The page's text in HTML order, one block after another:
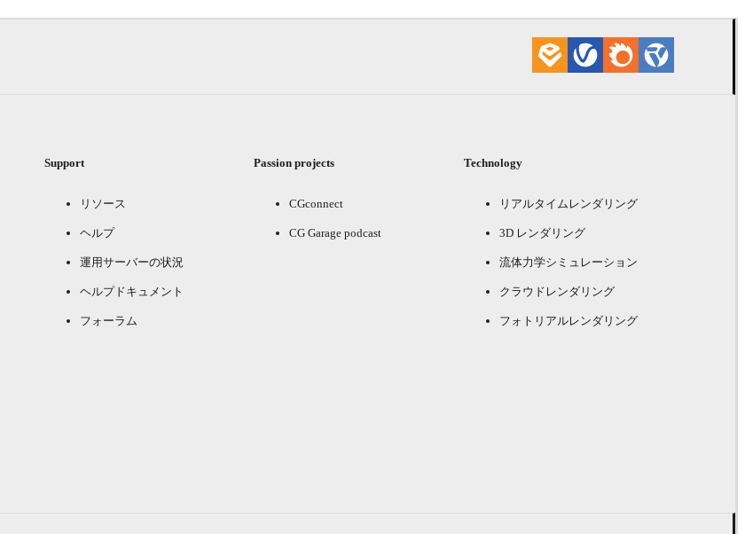
Support
リソース
ヘルプ
運用サーバーの状況
ヘルプドキュメント
フォーラム
Passion projects
CGconnect
CG Garage podcast
Technology
リアルタイムレンダリング
3D レンダリング
流体力学シミュレーション
クラウドレンダリング
フォトリアルレンダリング